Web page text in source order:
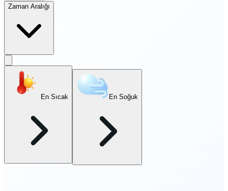
Zaman Aralığı
En Sıcak En Soğuk